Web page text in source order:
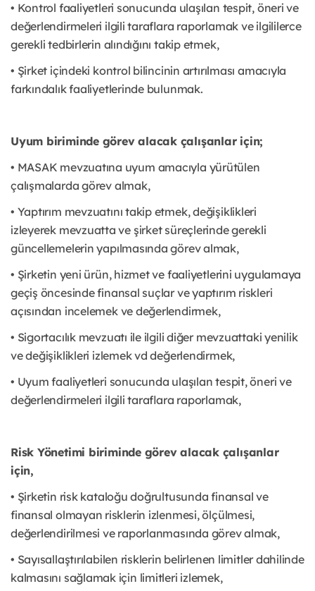
• Kontrol faaliyetleri sonucunda ulaşılan tespit, öneri ve
değerlendirmeleri ilgili taraflara raporlamak ve ilgililerce
gerekli tedbirlerin alındığını takip etmek,
• Şirket içindeki kontrol bilincinin artırılması amacıyla
farkındalık faaliyetlerinde bulunmak.
Uyum biriminde görev alacak çalışanlar için;
• MASAK mevzuatına uyum amacıyla yürütülen
çalışmalarda görev almak,
• Yaptırım mevzuatını takip etmek, değişiklikleri
izleyerek mevzuatta ve şirket süreçlerinde gerekli
güncellemelerin yapılmasında görev almak,
• Şirketin yeni ürün, hizmet ve faaliyetlerini uygulamaya
geçiş öncesinde finansal suçlar ve yaptırım riskleri
açısından incelemek ve değerlendirmek,
• Sigortacılık mevzuatı ile ilgili diğer mevzuattaki yenilik
ve değişiklikleri izlemek vd değerlendirmek,
• Uyum faaliyetleri sonucunda ulaşılan tespit, öneri ve
değerlendirmeleri ilgili taraflara raporlamak,
Risk Yönetimi biriminde görev alacak çalışanlar
için,
• Şirketin risk kataloğu doğrultusunda finansal ve
finansal olmayan risklerin izlenmesi, ölçülmesi,
değerlendirilmesi ve raporlanmasında görev almak,
• Sayısallaştırılabilen risklerin belirlenen limitler dahilinde
kalmasını sağlamak için limitleri izlemek,